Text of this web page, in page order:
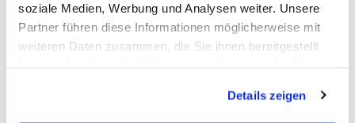
soziale Medien, Werbung und Analysen weiter. Unsere
Partner führen diese Informationen möglicherweise mit
weiteren Daten zusammen, die Sie ihnen bereitgestellt
Details zeigen
Steuernummer: 44 / 235 / 01036